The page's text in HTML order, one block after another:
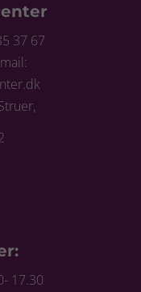
37 67
17.30